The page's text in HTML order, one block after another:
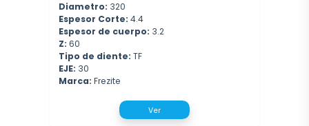
Diametro: 320
Espesor Corte: 4.4
Espesor de cuerpo: 3.2
Z: 60
Tipo de diente: TF
EJE: 30
Marca: Frezite
Ver